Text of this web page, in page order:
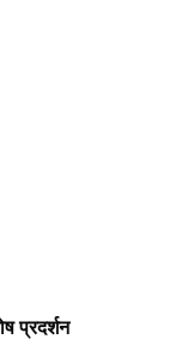
प्रदर्शन